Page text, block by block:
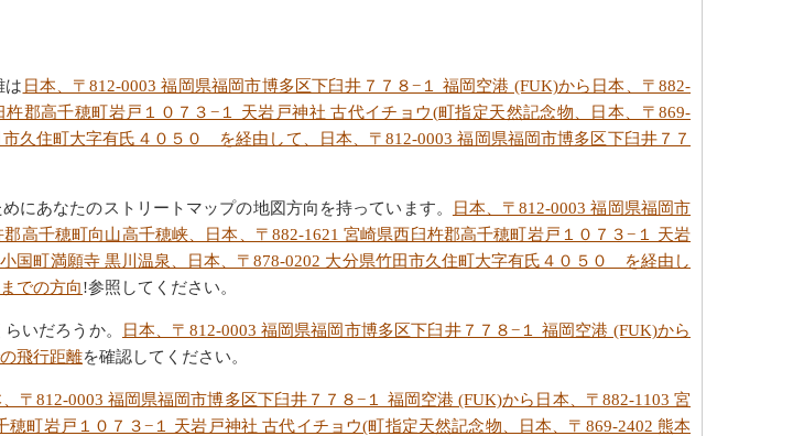
は 日本、〒812-0003 福岡県福岡市博多区下臼井７７８−１ 福岡空港 (FUK)から日本、〒882-
郡高千穂町岩戸１０７３−１ 天岩戸神社 古代イチョウ(町指定天然記念物、日本、〒869-
久住町大字有氏４０５０ を経由して、日本、〒812-0003 福岡県福岡市博多区下臼井７７
にあなたのストリートマップの地図方向を持っています。
日本、〒812-0003 福岡県福岡市
高千穂町向山高千穂峡、日本、〒882-1621 宮崎県西臼杵郡高千穂町岩戸１０７３−１ 天岩
国町満願寺 黒川温泉、日本、〒878-0202 大分県竹田市久住町大字有氏４０５０ を経由し
での方向!参照してください。
いだろうか。
日本、〒812-0003 福岡県福岡市博多区下臼井７７８−１ 福岡空港 (FUK)から
飛行距離を確認してください。
、〒812-0003 福岡県福岡市博多区下臼井７７８−１ 福岡空港 (FUK)から日本、〒882-1103 宮
町岩戸１０７３−１ 天岩戸神社 古代イチョウ(町指定天然記念物、日本、〒869-2402 熊本